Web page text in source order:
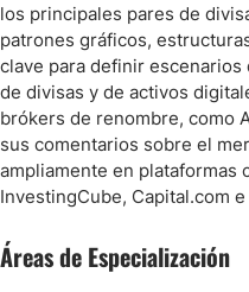
los principales pares de
patrones gráficos,
clave para definir
de divisas y de activos
brókers de renombre, como
sus comentarios sobre el
ampliamente en plataformas
InvestingCube, Capital.com
Áreas de Especialización